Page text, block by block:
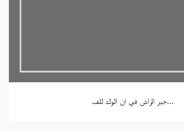
جبر الراش في ان الولد للف...